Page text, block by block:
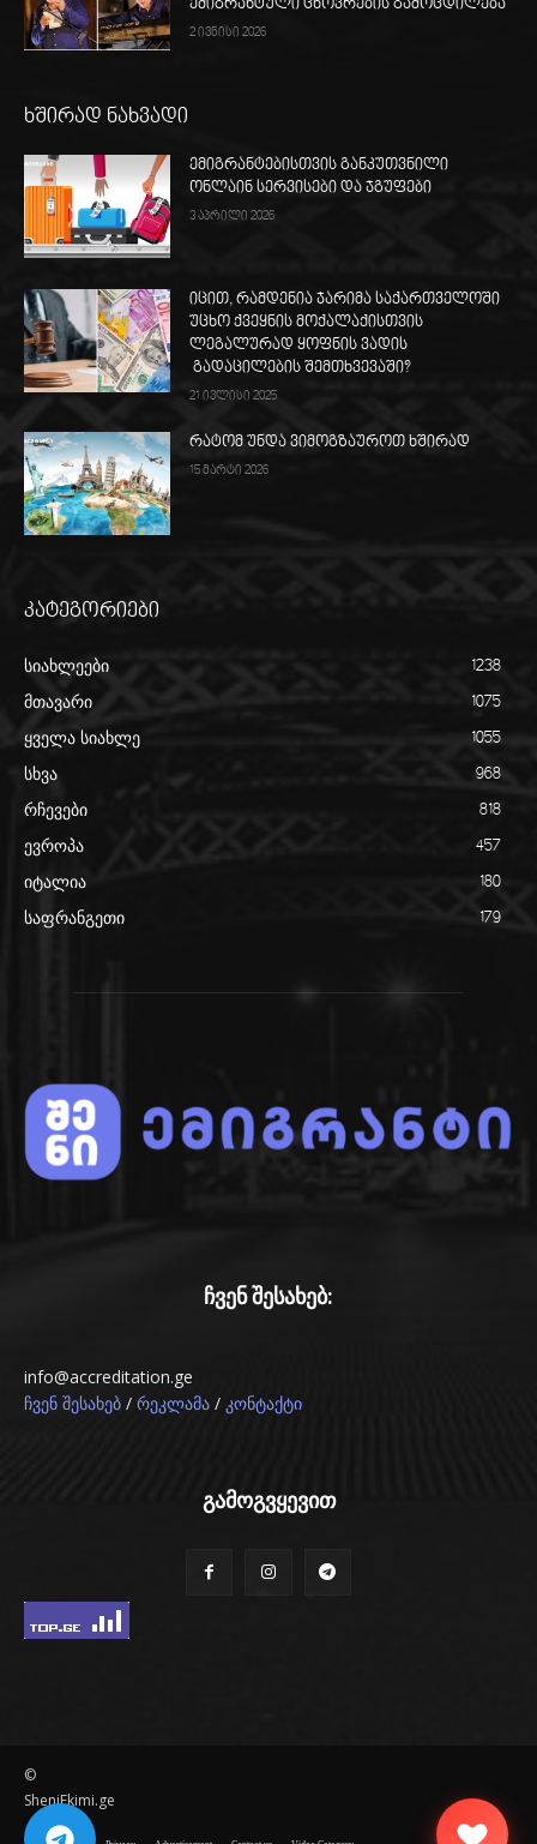
ემიგრანტული ცხოვრების გამოცდილება
2 ივნისი 2026
ხშირად ნახვადი
ემიგრანტებისთვის განკუთვნილი
ონლაინ სერვისები და ჯგუფები
3 აპრილი 2026
იცით, რამდენია ჯარიმა საქართველოში
უცხო ქვეყნის მოქალაქისთვის
ლეგალურად ყოფნის ვადის
გადაცილების შემთხვევაში?
21 ივლისი 2025
რატომ უნდა ვიმოგზაუროთ ხშირად
15 მარტი 2026
კატეგორიები
სიახლეები 1238
მთავარი 1075
ყველა სიახლე 1055
სხვა 968
რჩევები 818
ევროპა 457
იტალია 180
საფრანგეთი 179
ჩვენ შესახებ:
info@accreditation.ge
ჩვენ შესახებ / რეკლამა / კონტაქტი
გამოგვყევით
©
SheniEkimi.ge